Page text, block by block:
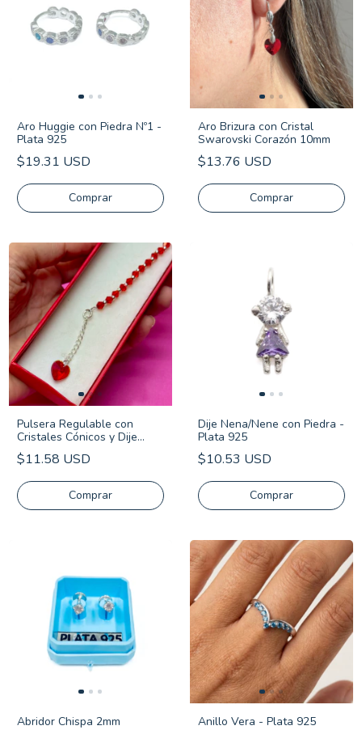
Aro Huggie con Piedra Nº1 -
Plata 925
$19.31 USD
Comprar
Aro Brizura con Cristal
Swarovski Corazón 10mm
$13.76 USD
Pulsera Regulable con
Cristales Cónicos y Dije
Cristal Corazón - Plata 925
$11.58 USD
Comprar
Dije Nena/Nene con Piedra -
Plata 925
$10.53 USD
Comprar
Abridor Chispa 2mm Anillo Vera - Plata 925